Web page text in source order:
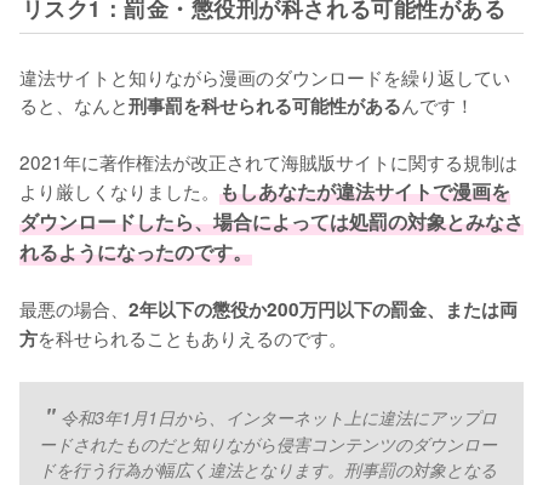
リスク1：罰金・懲役刑が科される可能性がある
違法サイトと知りながら漫画のダウンロードを繰り返してい
ると、なんと刑事罰を科せられる可能性があるんです！
2021年に著作権法が改正されて海賊版サイトに関する規制は
より厳しくなりました。 もしあなたが違法サイトで漫画を
ダウンロードしたら、場合によっては処罰の対象とみなさ
れるようになったのです。
最悪の場合、 2年以下の懲役か200万円以下の罰金、または両
方を科せられることもありえるのです。
令和3年1月1日から、インターネット上に違法にアップロ
ードされたものだと知りながら侵害コンテンツのダウンロー
ドを行う行為が幅広く違法となります。刑事罰の対象となる